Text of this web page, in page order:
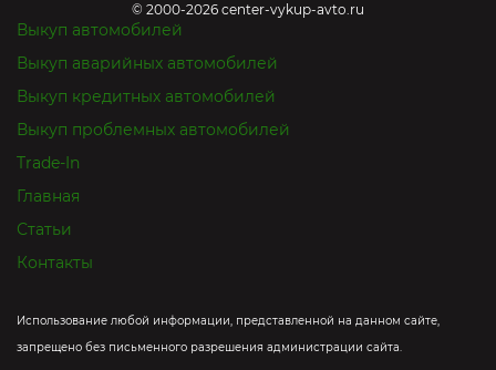
© 2000-2026 center-vykup-avto.ru
Выкуп автомобилей
Выкуп аварийных автомобилей
Выкуп кредитных автомобилей
Выкуп проблемных автомобилей
Trade-In
Главная
Статьи
Контакты
Использование любой информации, представленной на данном сайте,
запрещено без письменного разрешения администрации сайта.